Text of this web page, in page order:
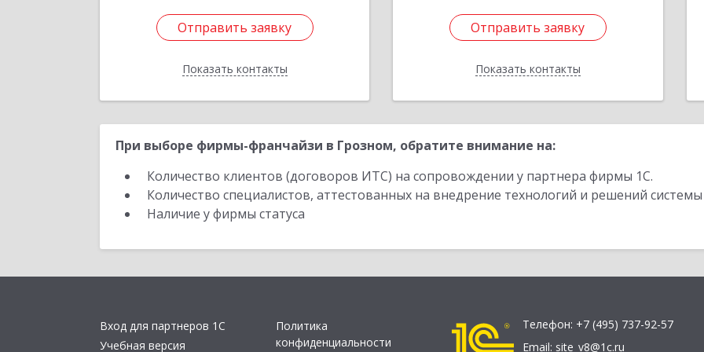
Отправить заявку
Показать контакты
Отправить заявку
Назад
Отправить заявку
Показать контакты
Отправить заявку
Назад
При выборе фирмы-франчайзи в Грозном, обратите внимание на:
Количество клиентов (договоров ИТС) на сопровождении у партнера фирмы 1С.
Количество специалистов, аттестованных на внедрение технологий и решений
Наличие у фирмы статуса
Вход для партнеров 1С
Учебная версия
Политика
конфиденциальности
Телефон: +7 (495) 737-92-57
Email: site_v8@1c.ru